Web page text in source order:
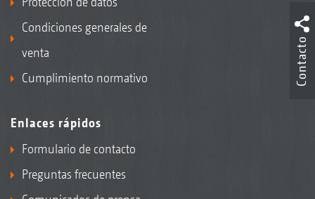
Condiciones generales de
venta
Cumplimiento normativo
Enlaces rápidos
Formulario de contacto
Preguntas frecuentes
Contacto